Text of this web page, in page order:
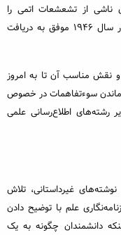
ناشی از تشعشعات اتمی را
تبلیغات دروغین خواند. او برای این تلاش‌هایش در سال 1946 موفق به دریافت
نقش مناسب آن تا به امروز
سوءتفاهمات در خصوص
رشته‌های اطلاع‌رسانی علمی
غیرداستانی، تلاش
علم با توضیح دادن
دانشمندان چگونه به یک